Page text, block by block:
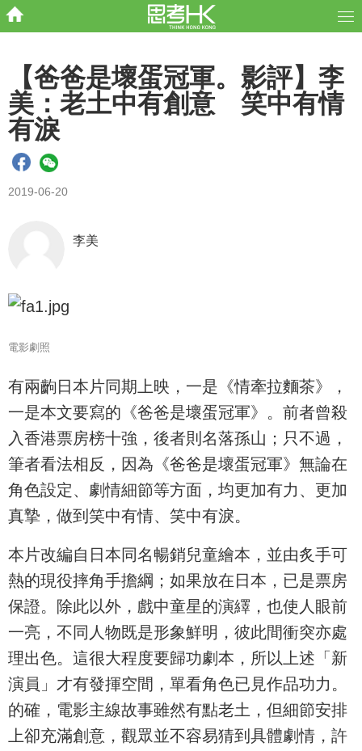
【爸爸是壞蛋冠軍。影評】李
美：老土中有創意 笑中有情
有淚
2019-06-20
李美
電影劇照
有兩齣日本片同期上映，一是《情牽拉麵茶》，
一是本文要寫的《爸爸是壞蛋冠軍》。前者曾殺
入香港票房榜十強，後者則名落孫山；只不過，
筆者看法相反，因為《爸爸是壞蛋冠軍》無論在
角色設定、劇情細節等方面，均更加有力、更加
真摯，做到笑中有情、笑中有淚。
本片改編自日本同名暢銷兒童繪本，並由炙手可
熱的現役摔角手擔綱；如果放在日本，已是票房
保證。除此以外，戲中童星的演繹，也使人眼前
一亮，不同人物既是形象鮮明，彼此間衝突亦處
理出色。這很大程度要歸功劇本，所以上述「新
演員」才有發揮空間，單看角色已見作品功力。
的確，電影主線故事雖然有點老土，但細節安排
上卻充滿創意，觀眾並不容易猜到具體劇情，許